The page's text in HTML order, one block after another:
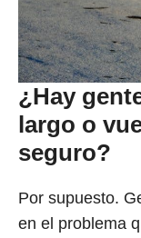
¿Hay
largo o
seguro?
Por supuesto.
en el problema